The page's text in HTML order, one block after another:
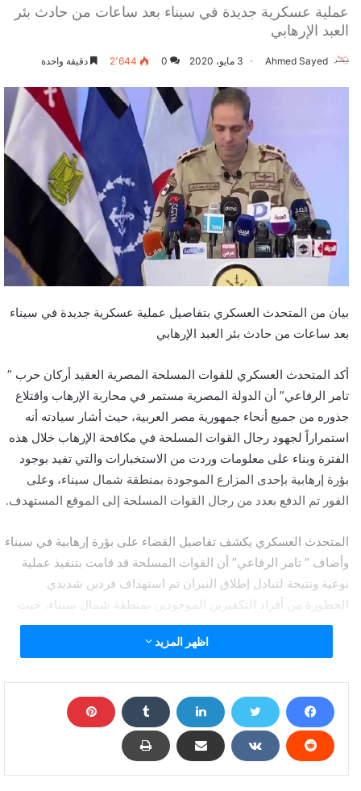
عملية عسكرية جديدة في سيناء بعد ساعات من حادث بئر
العبد الإرهابي
Ahmed Sayed 3 مايو، 2020 0 2٬644 دقيقة واحدة
بيان من المتحدث العسكري بتفاصيل عملية عسكرية جديدة في سيناء
بعد ساعات من حادث بئر العبد الإرهابي
أكد المتحدث العسكري للقوات المسلحة المصرية العقيد أركان حرب ”
تامر الرفاعي” أن الدولة المصرية مستمر في محاربة الإرهاب واقتلاع
جذوره من جميع أنحاء جمهورية مصر العربية، حيث أشار سيادته أنه
استمراراً لجهود رجال القوات المسلحة في مكافحة الإرهاب خلال هذه
الفترة وبناء على معلومات وردت من الاستخبارات والتي تفيد بوجود
بؤرة إرهابية بإحدى المزارع الموجودة بمنطقة شمال سيناء، وعلى
الفور تم الدفع بعدد من رجال القوات المسلحة إلى الموقع المستهدف.
المتحدث العسكري يكشف تفاصيل القضاء على بؤرة إرهابية في سيناء
وأضاف ” تامر الرفاعي” أن القوات المسلحة قد قامت بتنفيذ عملية
نوعية ونتيجة لتبادل إطلاق النيران تم استهداف فردين شديدي
الخطورة من أفراد التكفيرين الموجودين بمنطقة شمال سيناء، حيث
تم العثور معهم على رشاش متعدد وجهاز لاسلكي وكمية من الذخائر
عملية عسكرية جديدة في سيناء بعد ساعات من حادث بئر
العبد الإرهابي
اظهر المزيد